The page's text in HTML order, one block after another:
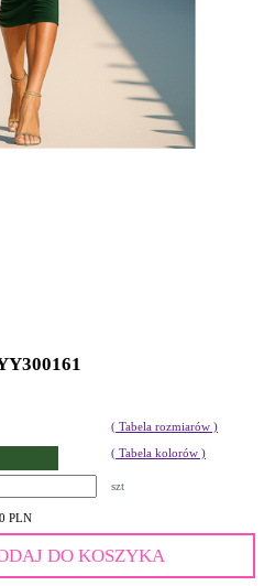
( Tabela rozmiarów )
( Tabela kolorów )
szt
PLN
DO KOSZYKA